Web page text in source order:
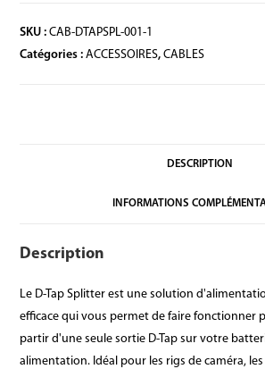
SKU :CAB-DTAPSPL-001-1
Catégories :ACCESSOIRES,CABLES
DESCRIPTION
INFORMATIONS
Description
Le D-Tap Splitter est une solution
efficace qui vous permet de faire fonctionner
partir d'une seule sortie D-Tap sur votre
alimentation. Idéal pour les rigs de caméra,